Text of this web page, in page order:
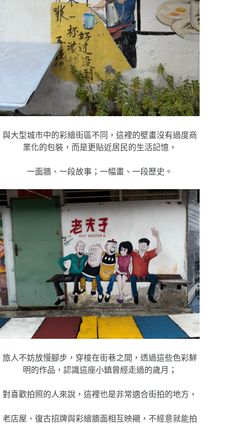
與大型城市中的彩繪街區不同，這裡的壁畫沒有過度商
業化的包裝，而是更貼近居民的生活記憶，
一面牆、一段故事；一幅畫、一段歷史。
旅人不妨放慢腳步，穿梭在街巷之間，透過這些色彩鮮
明的作品，認識這座小鎮曾經走過的歲月；
對喜歡拍照的人來說，這裡也是非常適合街拍的地方，
老店屋、復古招牌與彩繪牆面相互映襯，不經意就能拍